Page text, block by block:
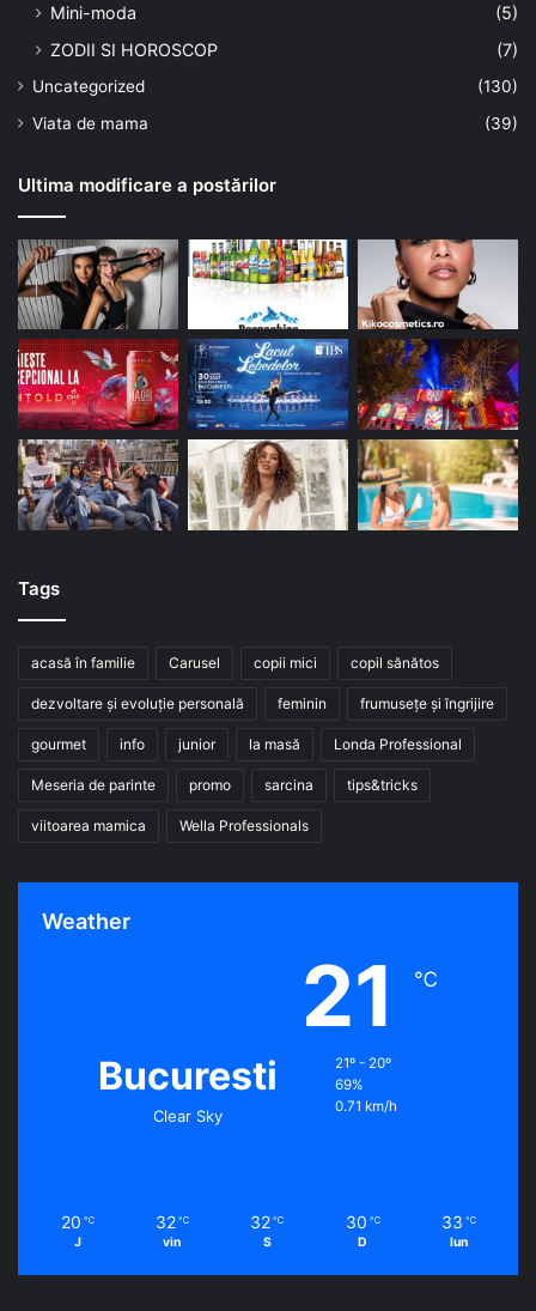
Mini-moda
(5)
ZODII SI HOROSCOP
(7)
Uncategorized
(130)
Viata de mama
(39)
Ultima modificare a postărilor
Tags
acasă în familie Carusel copii mici copil sănătos
dezvoltare și evoluție personală feminin frumusețe și îngrijire
gourmet info junior la masă Londa Professional
Meseria de parinte promo sarcina tips&tricks
viitoarea mamica Wella Professionals
Weather
Bucuresti
Clear Sky
21 ℃
21º - 20º
69%
0.71 km/h
20 ℃
J
32 ℃
vin
32 ℃
S
30 ℃
D
33 ℃
lun